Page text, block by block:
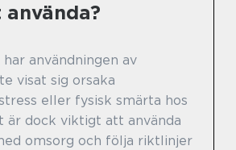
användningen av
visat sig orsaka
eller fysisk smärta hos
är dock viktigt att använda
omsorg och följa riktlinjer